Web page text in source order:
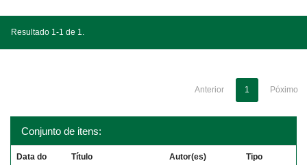
Resultado 1-1 de 1.
Anterior 1 Póximo
Conjunto de itens:
Data do
Título Autor(es) Tipo